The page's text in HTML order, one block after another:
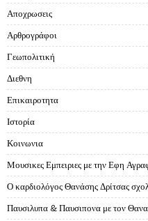
Αποχρωσεις
Αρθρογράφοι
Γεωπολιτική
Διεθνη
Επικαιροτητα
Ιστορία
Κοινωνια
Μουσικες Εμπειριες με την Εφη
Ο καρδιολόγος Θανάσης Δρίτσας
Παυσιλυπα & Παυσιπονα με τον